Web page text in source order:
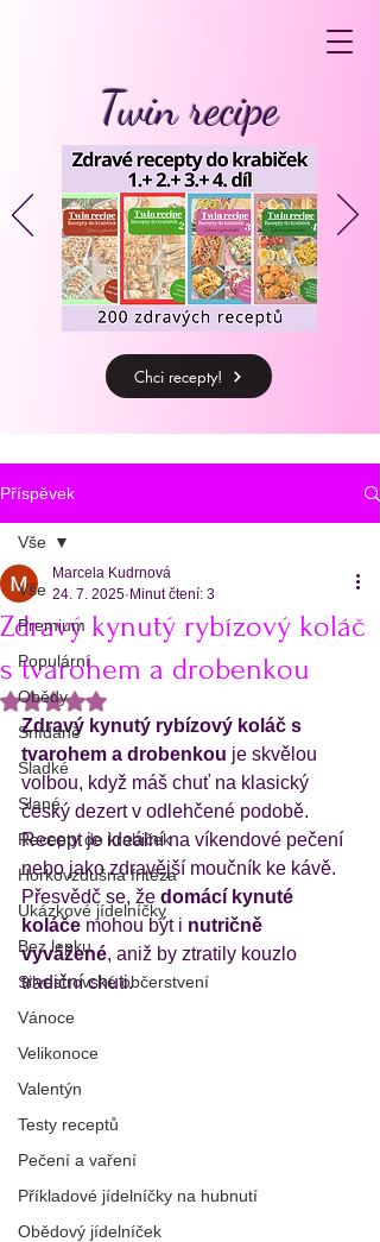
Twin recipe
Chci recepty!
Příspěvek
Vše
Premium
Populární
Obědy
Snídaně
Sladké
Slané
Recepty do krabiček
Horkovzdušná fritéza
Ukázkové jídelníčky
Bez lepku
Silvestrovské občerstvení
Vánoce
Velikonoce
Valentýn
Testy receptů
Pečení a vaření
Příkladové jídelníčky na hubnutí
Obědový jídelníček
Vše
Zdravý kynutý rybízový koláč
s tvarohem a drobenkou
Marcela Kudrnová
24. 7. 2025 Minut čtení: 3
Hodnoceno NaN z 5 hvězdiček.
Zdravý kynutý rybízový koláč s
tvarohem a drobenkou je skvělou
volbou, když máš chuť na klasický
český dezert v odlehčené podobě.
Recept je ideální na víkendové pečení
nebo jako zdravější moučník ke kávě.
Přesvědč se, že domácí kynuté
koláče mohou být i nutričně
vyvážené, aniž by ztratily kouzlo
tradiční chuti.